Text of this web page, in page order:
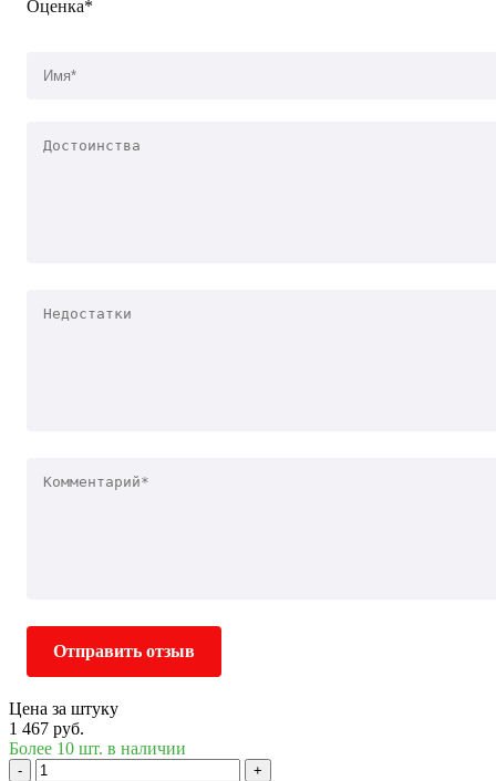
Оценка*
Отправить отзыв
Цена за штуку
1 467 руб.
Более 10 шт. в наличии
- +